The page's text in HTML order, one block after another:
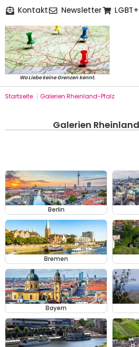
Kontakt Newsletter
Wo Liebe keine Grenzen kennt.
Startseite | Galerien Rheinland-Pfalz
Galerien
Berlin
Bremen
Bayern